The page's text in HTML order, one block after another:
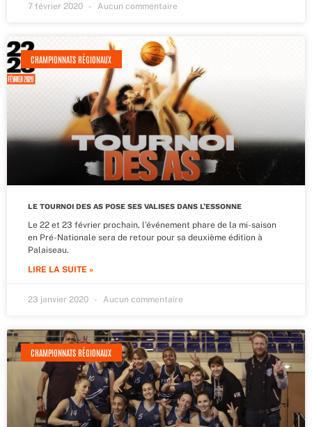
7 février 2020 Aucun commentaire
CHAMPIONNATS RÉGIONAUX
LE TOURNOI DES AS POSE SES VALISES DANS L’ESSONNE
Le 22 et 23 février prochain, l’événement phare de la mi-saison
en Pré-Nationale sera de retour pour sa deuxième édition à
Palaiseau.
LIRE LA SUITE »
23 janvier 2020 Aucun commentaire
CHAMPIONNATS RÉGIONAUX